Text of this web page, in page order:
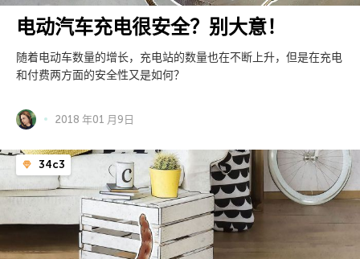
电动汽车充电很安全？别大意！
随着电动车数量的增长，充电站的数量也在不断上升，但是在充电
和付费两方面的安全性又是如何？
2018 年01 月9日
34c3